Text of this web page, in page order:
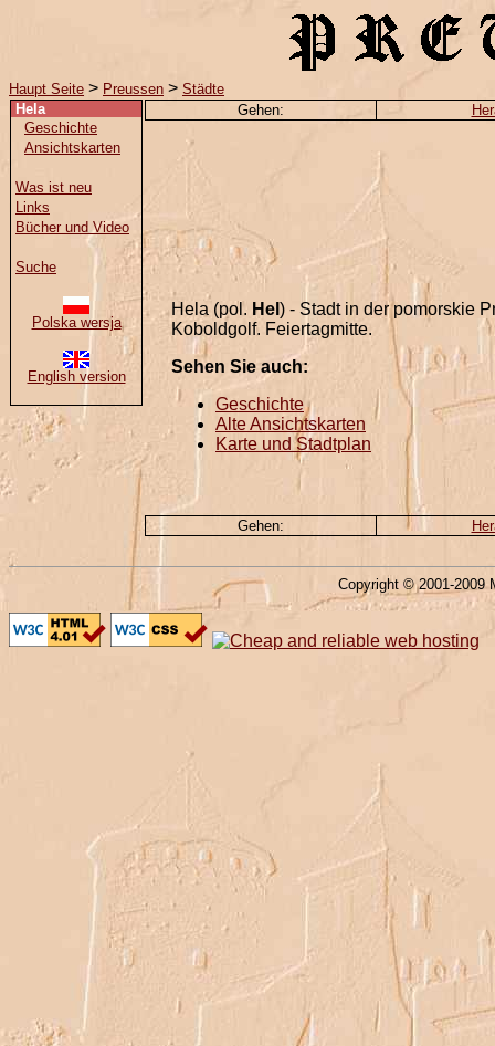
Haupt Seite > Preussen > Städte
Hela
Geschichte
Ansichtskarten
Was ist neu
Links
Bücher und Video
Suche
Polska wersja
English version
Gehen:
Hela (pol. Hel ) - Stadt in der pomorskie
Koboldgolf. Feiertagmitte.
Sehen Sie auch:
Geschichte
Alte Ansichtskarten
Karte und Stadtplan
Gehen:
Copyright © 2001-2009